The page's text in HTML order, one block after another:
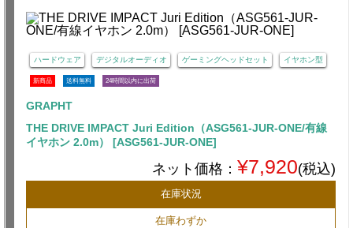
ハードウェア デジタルオーディオ ゲーミングヘッドセット イヤホン型
新商品 送料無料 24時間以内に出荷
GRAPHT
THE DRIVE IMPACT Juri Edition（ASG561-JUR-ONE/有線
イヤホン 2.0m） [ASG561-JUR-ONE]
ネット価格： ¥7,920(税込)
在庫状況
在庫わずか